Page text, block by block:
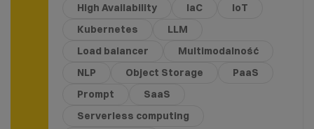
High Availability
IaC
IoT
Kubernetes
LLM
Load balancer
Multimodalność
NLP
Object Storage
PaaS
Prompt
SaaS
Serverless computing